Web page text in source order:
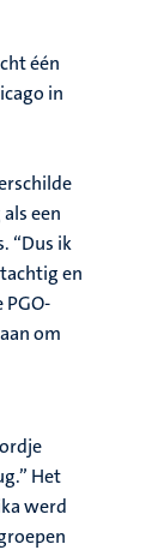
één
in
een
“Dus ik
en
om
Het
werd